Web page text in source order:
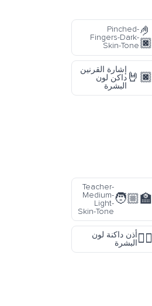
🤌
🏿
Pinched-
Fingers-Dark-
Skin-Tone
🤘🏿
إشارة القرنين
داكن لون
البشرة
🧑🏼‍🏫
Teacher-
Medium-
Light-
Skin-Tone
👂🏿أذن داكنة لون
البشرة